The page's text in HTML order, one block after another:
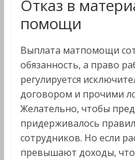
Отказ в
помощи
Выплата матпомощи
обязанность, а право
регулируется
договором и прочими
Желательно, чтобы
придерживалось
сотрудников. Но если
превышают доходы, что